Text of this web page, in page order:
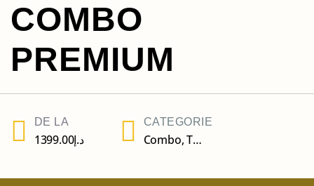
COMBO
PREMIUM
DE LA
د.إ1399.00
CATEGORIE
Combo,Tururi